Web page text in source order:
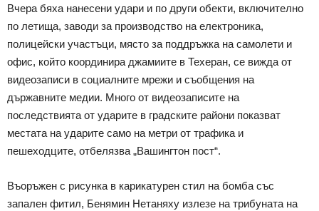
Вчера бяха нанесени удари и по други обекти, включително
по летища, заводи за производство на електроника,
полицейски участъци, място за поддръжка на самолети и
офис, който координира джамиите в Техеран, се вижда от
видеозаписи в социалните мрежи и съобщения на
държавните медии. Много от видеозаписите на
последствията от ударите в градските райони показват
местата на ударите само на метри от трафика и
пешеходците, отбелязва „Вашингтон пост“.
Въоръжен с рисунка в карикатурен стил на бомба със
запален фитил, Бенямин Нетаняху излезе на трибуната на